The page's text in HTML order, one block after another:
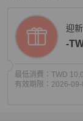
迎
-
最低消費： TWD
有效期限： 2026-09-